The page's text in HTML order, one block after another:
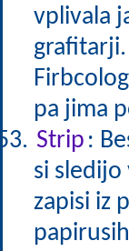
vplivala
pa jima
Strip :
si
zapisi iz